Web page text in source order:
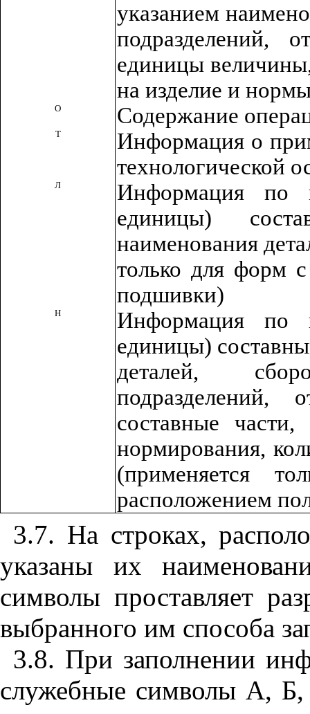
указанием
подразделений,
единицы
на изделие и
О Содержание
Т
Информация о
технологической
Л
Информация по
единицы)
наименования
только для форм
подшивки)
Н
Информация по
единицы)
деталей,
подразделений,
составные
нормирования,
(применяется
расположением
3.7. На строках,
указаны их
символы проставляет
выбранного им способа
3.8. При заполнении
служебные символы А,